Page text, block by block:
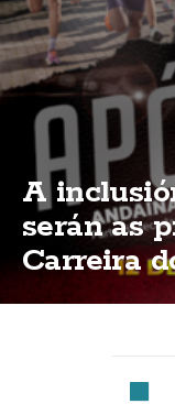
A
serán as
Carreira
Vilaño